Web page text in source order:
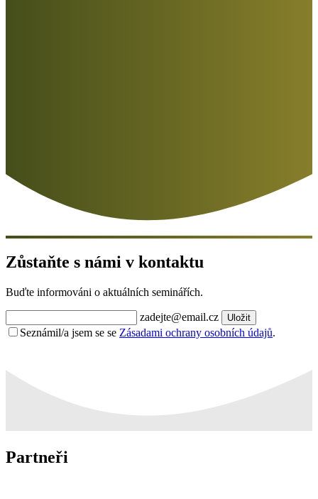
Zůstaňte s námi v kontaktu
Buďte informováni o aktuálních seminářích.
zadejte@email.cz Uložit
Seznámil/a jsem se se Zásadami ochrany osobních údajů.
Partneři